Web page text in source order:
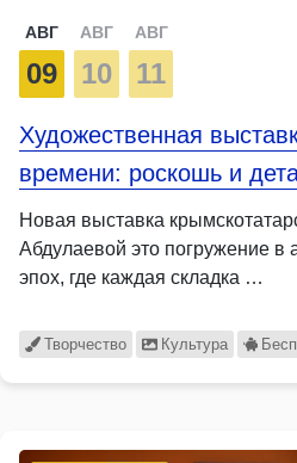
АВГ
09
АВГ
10
АВГ
11
Художественная
времени: роскошь и
Новая выставка
Абдулаевой это погружение
эпох, где каждая складка …
Творчество Культура